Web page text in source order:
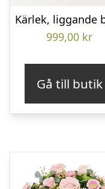
999,00 kr
Gå till butik